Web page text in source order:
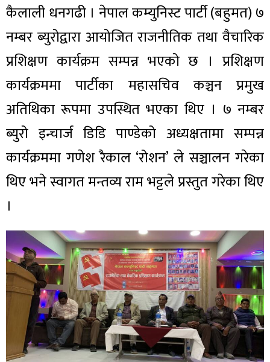
कैलाली धनगढी । नेपाल कम्युनिस्ट पार्टी (बहुमत) ७
नम्बर ब्युरोद्वारा आयोजित राजनीतिक तथा वैचारिक
प्रशिक्षण कार्यक्रम सम्पन्न भएको छ । प्रशिक्षण
कार्यक्रममा पार्टीका महासचिव कञ्चन प्रमुख
अतिथिका रूपमा उपस्थित भएका थिए । ७ नम्बर
ब्युरो इन्चार्ज डिडि पाण्डेको अध्यक्षतामा सम्पन्न
कार्यक्रममा गणेश रैकाल ‘रोशन’ ले सञ्चालन गरेका
थिए भने स्वागत मन्तव्य राम भट्टले प्रस्तुत गरेका थिए
।